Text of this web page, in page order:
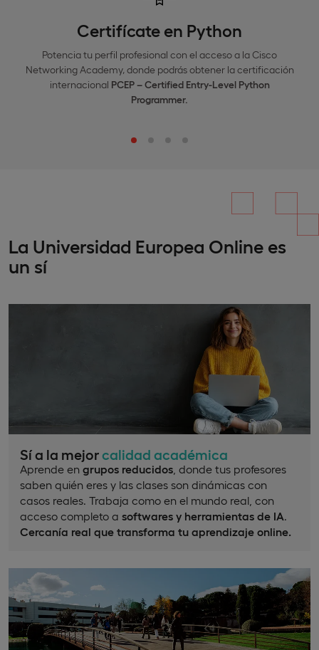
Certifícate en Python
Potencia tu perfil profesional con el acceso a la Cisco
Networking Academy, donde podrás obtener la certificación
internacional PCEP – Certified Entry-Level Python
Programmer.
La Universidad Europea Online es
un sí
Sí a la mejorcalidad académica
Aprende en grupos reducidos , donde tus profesores
saben quién eres y las clases son dinámicas con
casos reales. Trabaja como en el mundo real, con
acceso completo a softwares y herramientas de IA.
Cercanía real que transforma tu aprendizaje online.